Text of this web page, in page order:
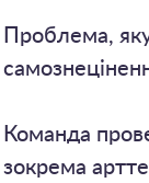
Проблема,
Команда
зокрема